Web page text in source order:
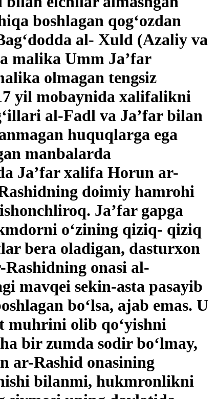
boshlagan qog‘ozdan
al- Xuld (Azaliy va
malika Umm Ja’far
olmagan tengsiz
yil mobaynida xalifalikni
al-Fadl va Ja’far bilan
huquqlarga ega
manbalarda
Ja’far xalifa Horun ar-
doimiy hamrohi
Ja’far gapga
o‘zining qiziq- qiziq
bera oladigan, dasturxon
onasi al-
mavqei sekin-asta pasayib
bo‘lsa, ajab emas. U
muhrini olib qo‘yishni
bir zumda sodir bo‘lmay,
ar-Rashid onasining
bilanmi, hukmronlikni